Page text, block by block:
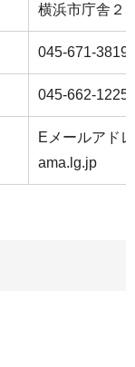
横浜市庁舎２
045-671-3819
045-662-1225
Eメールアド
ama.lg.jp